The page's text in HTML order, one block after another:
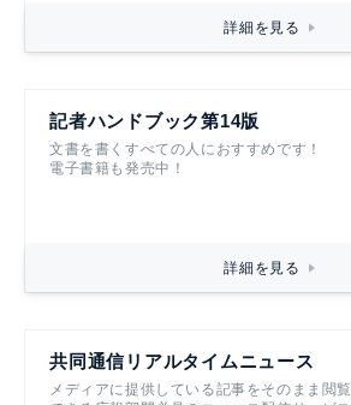
詳細を見る
記者ハンドブック第14版
文書を書くすべての人におすすめです！
電子書籍も発売中！
詳細を見る
共同通信リアルタイムニュース
メディアに提供している記事をそのまま閲覧